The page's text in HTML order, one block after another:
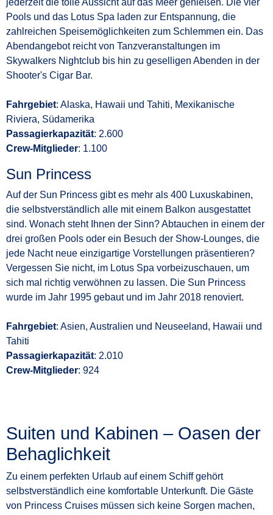
jederzeit die tolle Aussicht auf das Meer genießen. Die vier
Pools und das Lotus Spa laden zur Entspannung, die
zahlreichen Speisemöglichkeiten zum Schlemmen ein. Das
Abendangebot reicht von Tanzveranstaltungen im
Skywalkers Nightclub bis hin zu geselligen Abenden in der
Shooter's Cigar Bar.
Fahrgebiet: Alaska, Hawaii und Tahiti, Mexikanische
Riviera, Südamerika
Passagierkapazität: 2.600
Crew-Mitglieder: 1.100
Sun Princess
Auf der Sun Princess gibt es mehr als 400 Luxuskabinen,
die selbstverständlich alle mit einem Balkon ausgestattet
sind. Wonach steht Ihnen der Sinn? Abtauchen in einem der
drei großen Pools oder ein Besuch der Show-Lounges, die
jede Nacht neue einzigartige Vorstellungen präsentieren?
Vergessen Sie nicht, im Lotus Spa vorbeizuschauen, um
sich mal richtig verwöhnen zu lassen. Die Sun Princess
wurde im Jahr 1995 gebaut und im Jahr 2018 renoviert.
Fahrgebiet: Asien, Australien und Neuseeland, Hawaii und
Tahiti
Passagierkapazität: 2.010
Crew-Mitglieder: 924
Suiten und Kabinen – Oasen der
Behaglichkeit
Zu einem perfekten Urlaub auf einem Schiff gehört
selbstverständlich eine komfortable Unterkunft. Die Gäste
von Princess Cruises müssen sich keine Sorgen machen,